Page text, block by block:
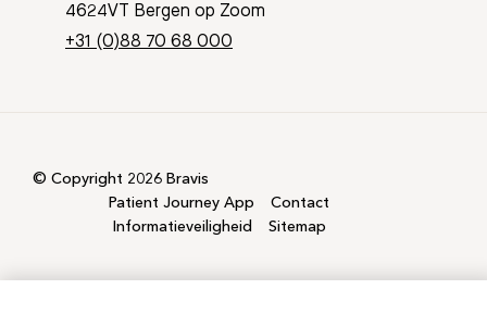
4624VT Bergen op Zoom
+31 (0)88 70 68 000
© Copyright 2026 Bravis
Patient Journey App
Contact
Informatieveiligheid
Sitemap